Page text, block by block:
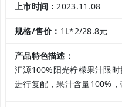
上市时间：2023.11.08
规格/售价： 1L*2/28.8元
产品特色描述：
汇源100%阳光柠檬果汁限
进行复配，果汁含量100%，